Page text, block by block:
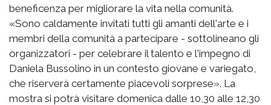
beneficenza per migliorare la vita nella comunità.
«Sono caldamente invitati tutti gli amanti dell'arte e i
membri della comunità a partecipare - sottolineano gli
organizzatori - per celebrare il talento e l'impegno di
Daniela Bussolino in un contesto giovane e variegato,
che riserverà certamente piacevoli sorprese». La
mostra si potrà visitare domenica dalle 10,30 alle 12,30